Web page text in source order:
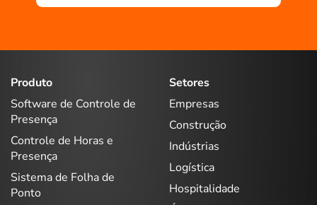
Produto
Software de Controle de
Presença
Controle de Horas e
Presença
Sistema de Folha de
Ponto
Setores
Empresas
Construção
Indústrias
Logística
Hospitalidade